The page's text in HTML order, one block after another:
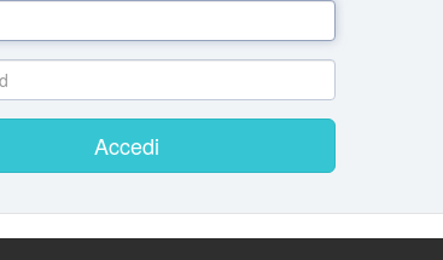
Accedi